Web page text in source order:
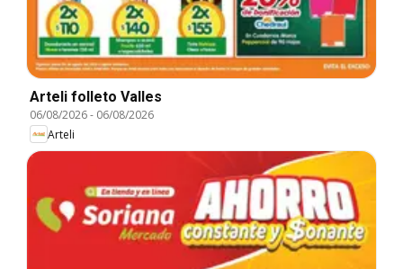
Arteli folleto Valles
06/08/2026- 06/08/2026
Arteli